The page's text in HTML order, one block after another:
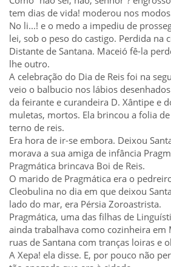
tem dias de vida! moderou nos
No li...! e o medo a impediu de
lei, sob o peso do castigo. Perdida na
Distante de Santana. Maceió fê-la
lhe outro.
A celebração do Dia de Reis foi na
veio o balbucio nos lábios
da feirante e curandeira D. Xântipe e
muletas, mortos. Ela brincou a folia
terno de reis.
Era hora de ir-se embora. Deixou
morava a sua amiga de infância
Pragmática brincava Boi de Reis.
O marido de Pragmática era o
Cleobulina no dia em que deixou
lado do mar, era Pérsia Zoroastrista.
Pragmática, uma das filhas de
ainda trabalhava como cozinheira em
ruas de Santana com tranças loiras e
A Xepa! ela disse. E, por pouco não